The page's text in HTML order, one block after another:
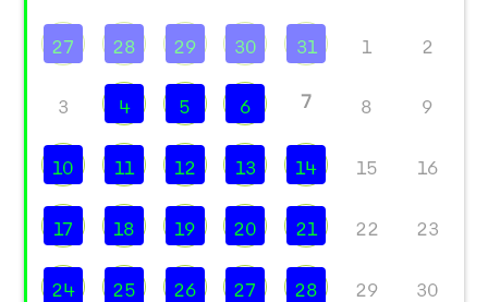
27 28 29 30 31 1 2
3 4 5 6 7 8 9
10 11 12 13 14 15 16
17 18 19 20 21 22 23
24 25 26 27 28 29 30